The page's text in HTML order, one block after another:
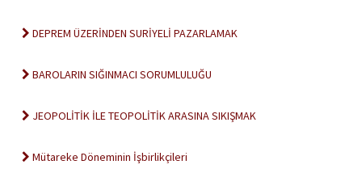
DEPREM ÜZERİNDEN SURİYELİ PAZARLAMAK
BAROLARIN SIĞINMACI SORUMLULUĞU
JEOPOLİTİK İLE TEOPOLİTİK ARASINA SIKIŞMAK
Mütareke Döneminin İşbirlikçileri